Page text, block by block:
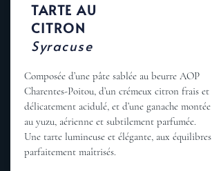
TARTE AU
CITRON
Syracuse
Composée d’une pâte sablée au beurre AOP
Charentes-Poitou, d’un crémeux citron frais et
délicatement acidulé, et d’une ganache montée
au yuzu, aérienne et subtilement parfumée.
Une tarte lumineuse et élégante, aux équilibres
parfaitement maîtrisés.